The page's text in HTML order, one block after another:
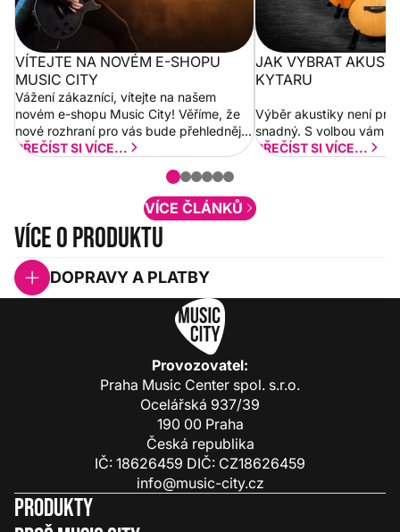
VÍTEJTE NA NOVÉM E-SHOPU
MUSIC CITY
Vážení zákazníci, vítejte na našem
novém e-shopu Music City! Věříme, že
nové rozhraní pro vás bude přehlednější
a rychlejší. Postupně budeme přidávat
PŘEČÍST SI VÍCE...
JAK VYBRAT
KYTARU
Výběr akustiky není pro
snadný. S volbou vám
PŘEČÍST SI VÍCE...
VÍCE ČLÁNKŮ
Více o produktu
DOPRAVY A PLATBY
Provozovatel:
Praha Music Center spol. s.r.o.
Ocelářská 937/39
190 00 Praha
Česká republika
IČ: 18626459 DIČ: CZ18626459
info@music-city.cz
Produkty